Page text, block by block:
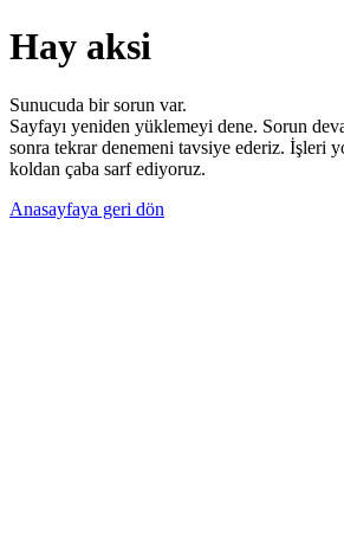
Hay aksi
Sunucuda bir sorun var.
Sayfayı yeniden yüklemeyi dene. Sorun
sonra tekrar denemeni tavsiye ederiz. İşleri
koldan çaba sarf ediyoruz.
Anasayfaya geri dön